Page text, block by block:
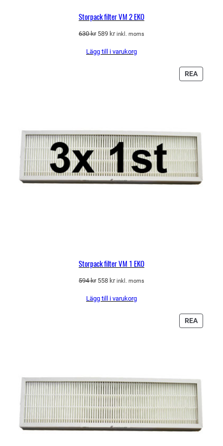
Storpack filter VM 2 EKO
630kr Det
priset
589 krDet
priset
inkl. moms
Lägg till i varukorg
REA
PÅ
Storpack filter VM 1 EKO
594kr Det
priset
558 krDet
priset
inkl. moms
Lägg till i varukorg
REA
PÅ